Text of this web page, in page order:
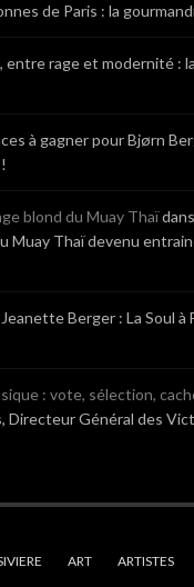
de Paris : la
entre rage et modernité :
à gagner pour Bjørn
blond du Muay Thaïdans
Muay Thaï devenu
Jeanette Berger : La Soul à
: vote, sélection,
Directeur Général des
ART ARTISTES